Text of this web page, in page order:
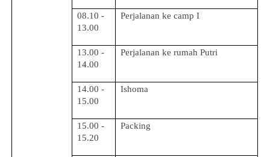
08.10 -
13.00
Perjalanan ke camp I
13.00 -
14.00
Perjalanan ke rumah Putri
14.00 -
15.00
Ishoma
15.00 -
15.20
Packing